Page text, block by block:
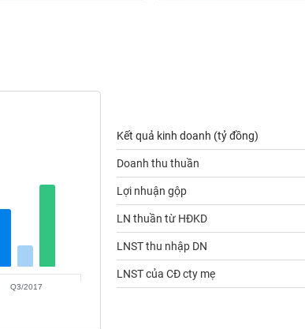
Q3/2017
Kết quả kinh doanh (tỷ đồng)
Doanh thu thuần
Lợi nhuận gộp
LN thuần từ HĐKD
LNST thu nhập DN
LNST của CĐ cty mẹ